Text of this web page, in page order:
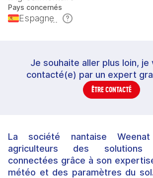
Pays concernés
Espagne
Je souhaite aller plus loin, je
contacté(e) par un expert
ÊTRE CONTACTÉ
La société nantaise
agriculteurs des
connectées grâce à son
météo et des paramètres du